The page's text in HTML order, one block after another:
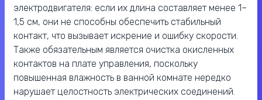
электродвигателя: если их длина составляет менее 1–
1,5 см, они не способны обеспечить стабильный
контакт, что вызывает искрение и ошибку скорости.
Также обязательным является очистка окисленных
контактов на плате управления, поскольку
повышенная влажность в ванной комнате нередко
нарушает целостность электрических соединений.